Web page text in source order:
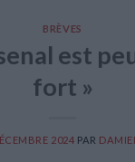
BRÈVES
est
fort »
2024 PAR